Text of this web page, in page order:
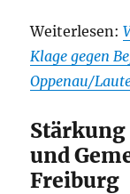
Weiterlesen:
Klage gegen
Oppenau/
Stärkung
und
Freiburg